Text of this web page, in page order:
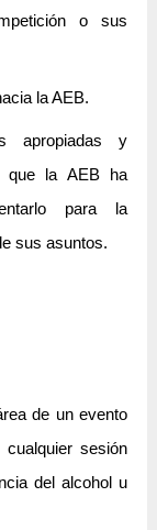
o sus
la AEB.
apropiadas y
que la AEB ha
para la
sus asuntos.
de un evento
sesión
del alcohol u